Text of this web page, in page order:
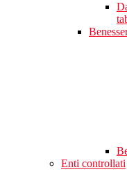
Enti controllati